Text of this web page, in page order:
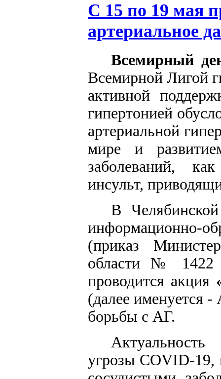
С 15 по 19 мая
артериальное
Всемирный
Всемирной Лигой
активной
гипертонией
артериальной
мире и
заболеваний,
инсульт,
В
информационно-
(приказ
области №
проводится акция
(далее именуется
борьбы с АГ.
угрозы COVID-19,